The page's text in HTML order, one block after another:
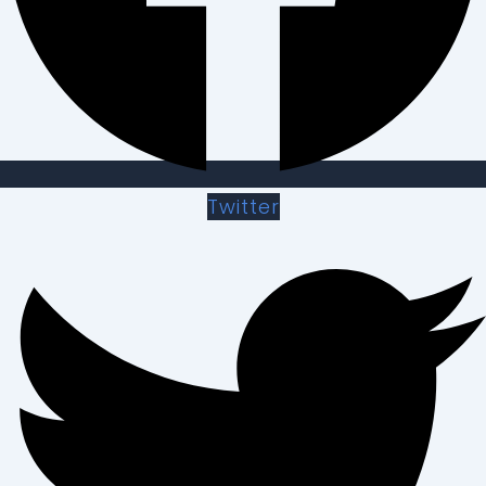
Twitter